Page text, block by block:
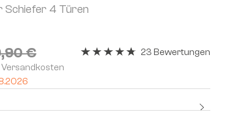
Schiefer 4 Türen
€
Versandkosten
23 Bewertungen